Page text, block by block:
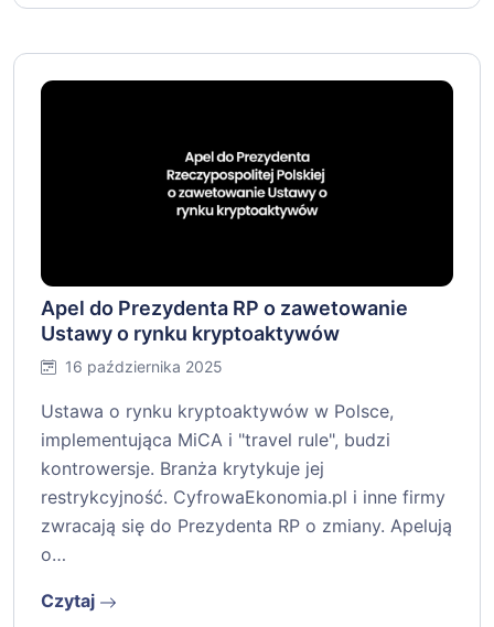
Apel do Prezydenta RP o zawetowanie
Ustawy o rynku kryptoaktywów
16 października 2025
Ustawa o rynku kryptoaktywów w Polsce,
implementująca MiCA i "travel rule", budzi
kontrowersje. Branża krytykuje jej
restrykcyjność. CyfrowaEkonomia.pl i inne firmy
zwracają się do Prezydenta RP o zmiany. Apelują
o…
Czytaj